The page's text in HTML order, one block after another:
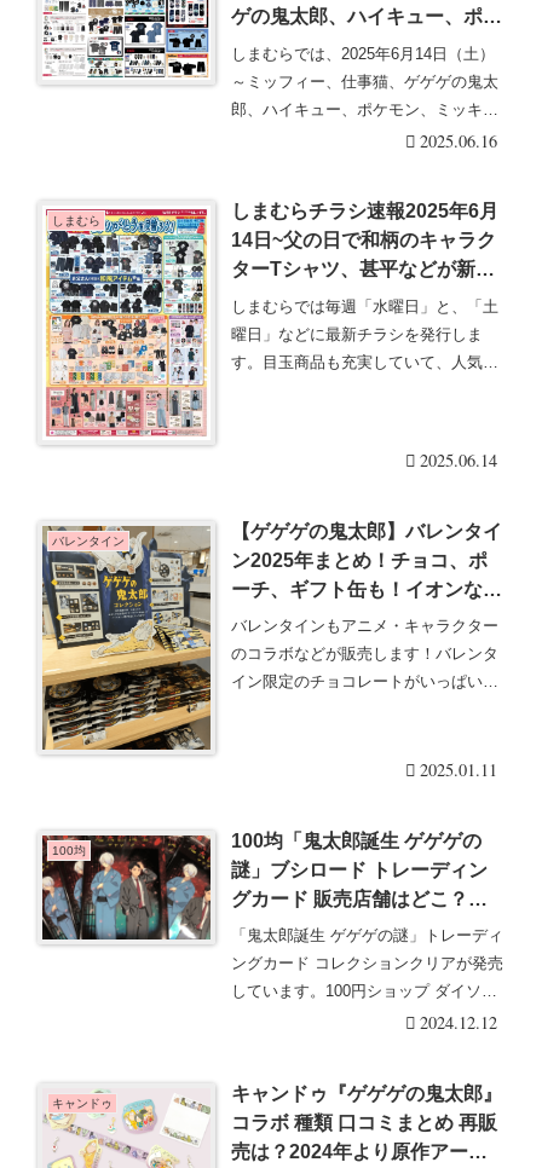
ゲの鬼太郎、ハイキュー、ポケ
モン、ミッキーマウスなど♡口
コミ、入荷数、行列、売り切
れ、整理券は？
しまむらでは、2025年6月14日（土）
～ミッフィー、仕事猫、ゲゲゲの鬼太
郎、ハイキュー、ポケモン、ミッキー
マウスなどの・・・続きを読む2025.06.16
しまむら
しまむらチラシ速報2025年6月
14日~父の日で和柄のキャラク
ターTシャツ、甚平などが新発
売！仕事猫、鬼太郎、ミッフィ
ー、トムジェリ、田中里奈、
megumiの夏の新作コラボも！
しまむらでは毎週「水曜日」と、「土
曜日」などに最新チラシを発行しま
す。目玉商品も充実していて、人気の
2025.06.14
バレンタイン
【ゲゲゲの鬼太郎】バレンタイ
ン2025年まとめ！チョコ、ポ
ーチ、ギフト缶も！イオンなど
で！種類・販売店舗・発売日・
評判・口コミ！
バレンタインもアニメ・キャラクター
のコラボなどが販売します！バレンタ
イン限定のチョコレートがいっぱいで
2025.01.11
100均
100均「鬼太郎誕生 ゲゲゲの
謎」ブシロード トレーディン
グカード 販売店舗はどこ？ダ
イソー セリア キャンドゥも！
全28種類！
「鬼太郎誕生 ゲゲゲの謎」トレーディ
ングカード コレクションクリアが発売
しています。100円ショップ ダイソ
ー、セリア、・・・続きを読む2024.12.12
キャンドゥ
キャンドゥ『ゲゲゲの鬼太郎』
コラボ 種類 口コミまとめ 再販
売は？2024年より原作アート